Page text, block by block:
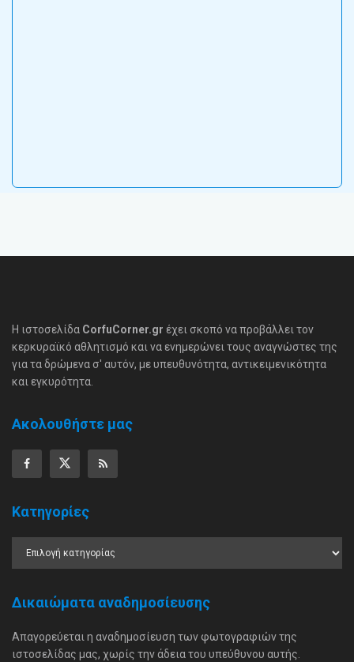
Η ιστοσελίδα CorfuCorner.gr έχει σκοπό να προβάλλει τον
κερκυραϊκό αθλητισμό και να ενημερώνει τους αναγνώστες της
για τα δρώμενα σ' αυτόν, με υπευθυνότητα, αντικειμενικότητα
και εγκυρότητα.
Ακολουθήστε μας
Κατηγορίες
Δικαιώματα αναδημοσίευσης
Απαγορεύεται η αναδημοσίευση των φωτογραφιών της
ιστοσελίδας μας, χωρίς την άδεια του υπεύθυνου αυτής.